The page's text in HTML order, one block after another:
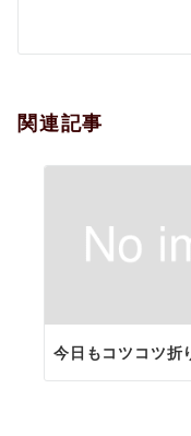
シ
ン
関連記事
今日もコツコツ折